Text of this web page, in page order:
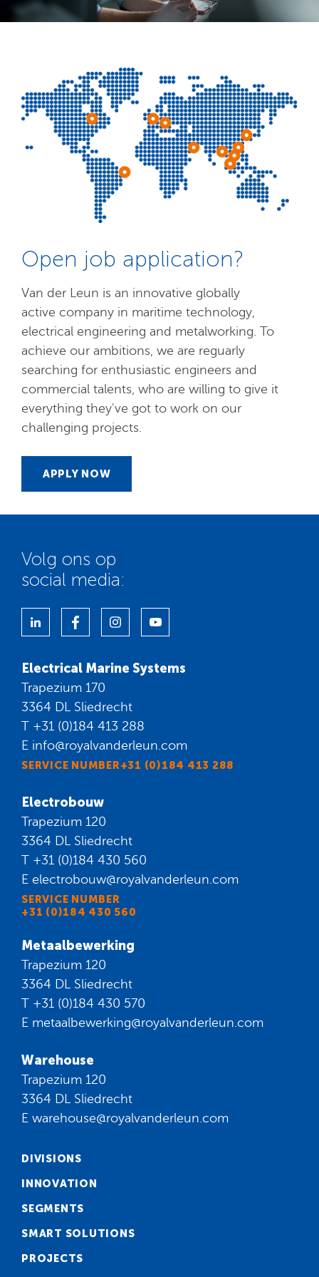
Open job application?
Van der Leun is an innovative globally
active company in maritime technology,
electrical engineering and metalworking. To
achieve our ambitions, we are reguarly
searching for enthusiastic engineers and
commercial talents, who are willing to give it
everything they've got to work on our
challenging projects.
APPLY NOW
Volg ons op
social media:
Electrical Marine Systems
Trapezium 170
3364 DL Sliedrecht
T +31 (0)184 413 288
E info@royalvanderleun.com
SERVICE NUMBER+31 (0)184 413 288
Electrobouw
Trapezium 120
3364 DL Sliedrecht
T +31 (0)184 430 560
E electrobouw@royalvanderleun.com
SERVICE NUMBER
+31 (0)184 430 560
Metaalbewerking
Trapezium 120
3364 DL Sliedrecht
T +31 (0)184 430 570
E metaalbewerking@royalvanderleun.com
Warehouse
Trapezium 120
3364 DL Sliedrecht
E warehouse@royalvanderleun.com
DIVISIONS
INNOVATION
SEGMENTS
SMART SOLUTIONS
PROJECTS